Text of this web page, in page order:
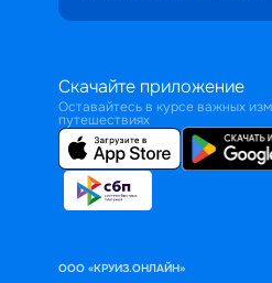
Скачайте приложение
Оставайтесь в курсе важных
путешествиях
ООО «КРУИЗ.ОНЛАЙН»